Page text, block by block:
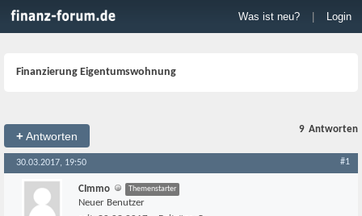
Was ist neu? Login
Finanzierung Eigentumswohnung
+Antworten
9 Antworten
30.03.2017, 19:50 #1
CImmo Themenstarter
Neuer Benutzer